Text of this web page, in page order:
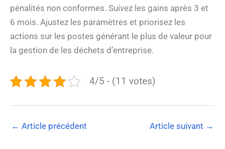
pénalités non conformes. Suivez les gains après 3 et
6 mois. Ajustez les paramètres et priorisez les
actions sur les postes générant le plus de valeur pour
la gestion de les déchets d’entreprise.
4/5 - (11 votes)
← Article précédent Article suivant →